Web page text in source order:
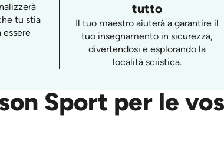
tu stia
tutto
Il tuo maestro aiuterà a garantire il
tuo insegnamento in sicurezza,
divertendosi e esplorando la
località sciistica.
Sport per le